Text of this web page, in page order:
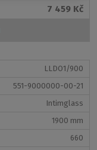
7 459 Kč
LLDO1/900
551-9000000-00-21
Intimglass
1900 mm
660